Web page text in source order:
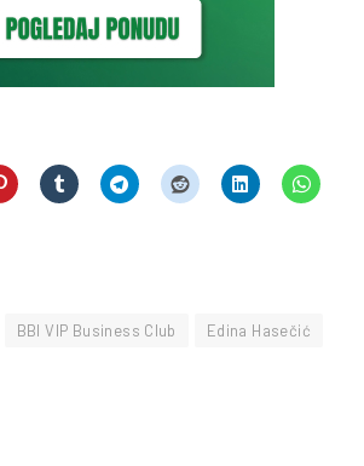
BBI VIP Business Club Edina Hasečić